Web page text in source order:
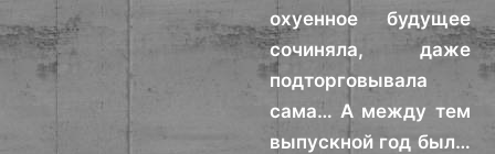
охуенное будущее
сочиняла, даже
подторговывала
сама… А между тем
выпускной год был…